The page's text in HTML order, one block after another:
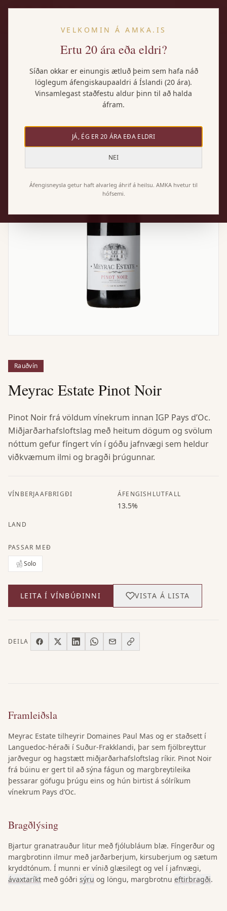
Rauðvín
Meyrac Estate Pinot Noir
Pinot Noir frá völdum vínekrum innan IGP Pays d’Oc.
Miðjarðarhafsloftslag með heitum dögum og svölum
nóttum gefur fíngert vín í góðu jafnvægi sem heldur
viðkvæmum ilmi og bragði þrúgunnar.
VÍNBERJAAFBRIGÐI ÁFENGISHLUTFALL
13.5%
LAND
PASSAR MEÐ
Solo
LEITA Í VÍNBÚÐINNI VISTA Á LISTA
DEILA
Framleiðsla
Meyrac Estate tilheyrir Domaines Paul Mas og er staðsett í
Languedoc-héraði í Suður-Frakklandi, þar sem fjölbreyttur
jarðvegur og hagstætt miðjarðarhafsloftslag ríkir. Pinot Noir
frá búinu er gert til að sýna fágun og margbreytileika
þessarar göfugu þrúgu eins og hún birtist á sólríkum
vínekrum Pays d’Oc.
Bragðlýsing
Bjartur granatrauður litur með fjólubláum blæ. Fíngerður og
margbrotinn ilmur með jarðarberjum, kirsuberjum og sætum
kryddtónum. Í munni er vínið glæsilegt og vel í jafnvægi,
ávaxtaríkt með góðri sýru og löngu, margbrotnu eftirbragði.
VELKOMIN Á AMKA.IS
Ertu 20 ára eða eldri?
Síðan okkar er einungis ætluð þeim sem hafa náð
löglegum áfengiskaupaaldri á Íslandi (20 ára).
Vinsamlegast staðfestu aldur þinn til að halda
áfram.
JÁ, ÉG ER 20 ÁRA EÐA ELDRI
NEI
Áfengisneysla getur haft alvarleg áhrif á heilsu. AMKA hvetur til
hófsemi.